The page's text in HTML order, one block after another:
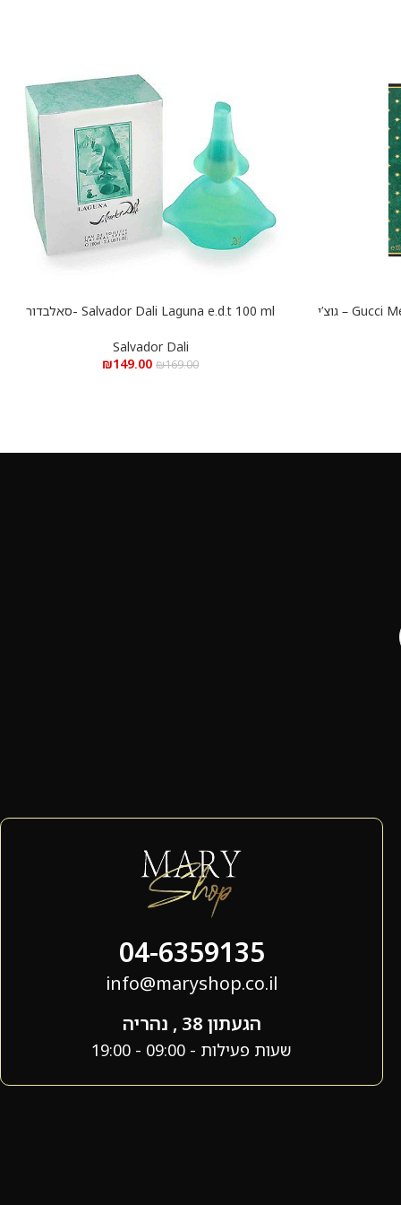
Gucci Memoire dune Odeur e.d.p 100 ml – גוצ’י הוספה לסל
Salvador Dali Laguna e.d.t 100 ml -סאלבדור
Salvador Dali
₪169.00
₪149.00
04-6359135
info@maryshop.co.il
הגעתון 38 , נהריה
שעות פעילות - 09:00 - 19:00